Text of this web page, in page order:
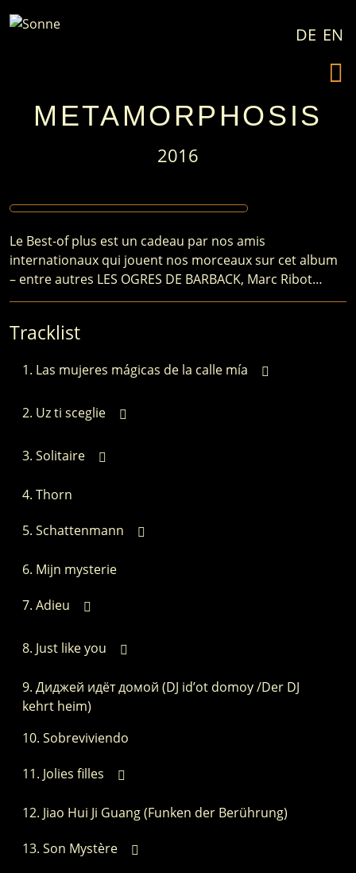
DE EN
METAMORPHOSIS
2016
Le Best-of plus est un cadeau par nos amis
internationaux qui jouent nos morceaux sur cet album
– entre autres LES OGRES DE BARBACK, Marc Ribot…
Tracklist
Las mujeres mágicas de la calle mía
Uz ti sceglie
Solitaire
Thorn
Schattenmann
Mijn mysterie
Adieu
Just like you
Диджей идёт домой (DJ id’ot domoy /Der DJ
kehrt heim)
Sobreviviendo
Jolies filles
Jiao Hui Ji Guang (Funken der Berührung)
Son Mystère